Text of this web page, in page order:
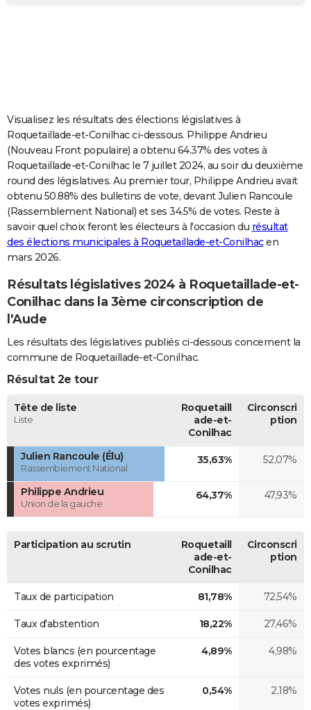
Carte de Noël
Carte Bonne année
Carte Saint-Valentin
Carte Pâques
Carte d'anniversaire
DICTIONNAIRE
Dictionnaire
Biographies
Citations
Expressions
Proverbes
COPAINS D'AVANT
S'inscrire
Se connecter
Lycées
Collèges
Primaires
Universités
Entreprises
Service militaire
Avis de recherche
AVIS DE DÉCÈS
FORUM
Visualisez les résultats des élections législatives à
Roquetaillade-et-Conilhac ci-dessous. Philippe Andrieu
(Nouveau Front populaire) a obtenu 64.37% des votes à
Roquetaillade-et-Conilhac le 7 juillet 2024, au soir du deuxième
round des législatives. Au premier tour, Philippe Andrieu avait
obtenu 50.88% des bulletins de vote, devant Julien Rancoule
(Rassemblement National) et ses 34.5% de votes. Reste à
savoir quel choix feront les électeurs à l'occasion du résultat
des élections municipales à Roquetaillade-et-Conilhacen
mars 2026.
Résultats législatives 2024 à Roquetaillade-et-
Conilhac dans la 3ème circonscription de
l'Aude
Les résultats des législatives publiés ci-dessous concernent la
commune de Roquetaillade-et-Conilhac.
Résultat 2e tour
Tête de liste
Liste
Roquetaill
ade-et-
Conilhac
Circonscri
ption
Julien Rancoule (Élu)
Rassemblement National
35,63% 52,07%
Philippe Andrieu
Union de la gauche
64,37% 47,93%
Participation au scrutin
Roquetaill
ade-et-
Conilhac
Circonscri
ption
Taux de participation 81,78% 72,54%
Taux d'abstention 18,22% 27,46%
Votes blancs (en pourcentage
des votes exprimés)
4,89% 4,98%
Votes nuls (en pourcentage des
votes exprimés)
0,54% 2,18%